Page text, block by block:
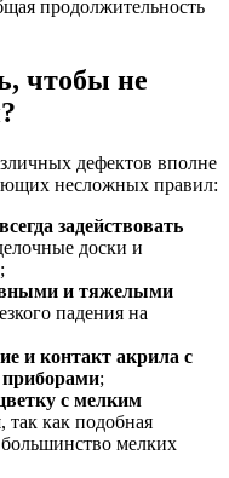
продолжительность
чтобы не
дефектов вполне
несложных правил:
задействовать
доски и
и тяжелыми
падения на
и контакт акрила с
;
с мелким
, так как подобная
большинство мелких